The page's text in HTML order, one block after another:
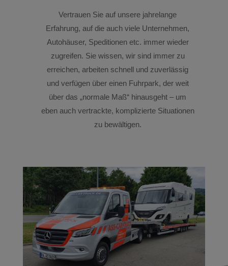
Vertrauen Sie auf unsere jahrelange
Erfahrung, auf die auch viele Unternehmen,
Autohäuser, Speditionen etc. immer wieder
zugreifen. Sie wissen, wir sind immer zu
erreichen, arbeiten schnell und zuverlässig
und verfügen über einen Fuhrpark, der weit
über das „normale Maß“ hinausgeht – um
eben auch vertrackte, komplizierte Situationen
zu bewältigen.